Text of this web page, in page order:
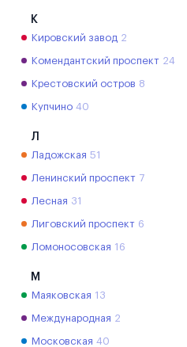
К
Кировский завод 2
Комендантский проспект 24
Крестовский остров 8
Купчино 40
Л
Ладожская 51
Ленинский проспект 7
Лесная 31
Лиговский проспект 6
Ломоносовская 16
М
Маяковская 13
Международная 2
Московская 40